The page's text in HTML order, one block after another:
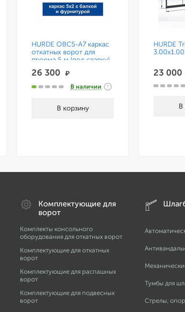
HURDE ОВС5-А7 каркас
откатных ворот для
проема 5 м (под сварку)
с консольной системой
на 7 м.
26 300
₽
В наличии
HURDE
3.00x1.00
23 000
Комплектующие для
ворот
Комплекты консольного
оборудования для откатных ворот
Комплектующие для откатных
ворот
Комплектующие для распашных
ворот
Комплектующие для подвесных
ворот
Тумбы для
Стрелы,